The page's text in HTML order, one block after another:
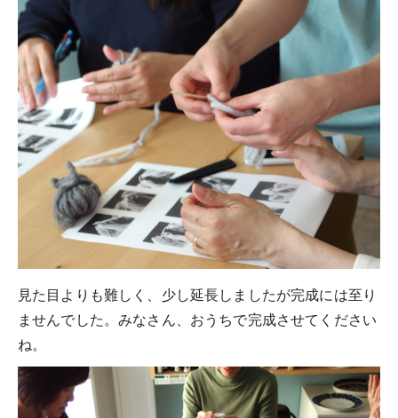
見た目よりも難しく、少し延長しましたが完成には至り
ませんでした。みなさん、おうちで完成させてください
ね。